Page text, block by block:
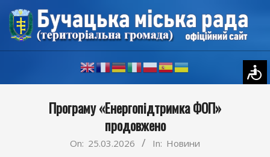
Skip
content
Програму «Енергопідтримка ФОП»
продовжено
On: 25.03.2026 In: Новини